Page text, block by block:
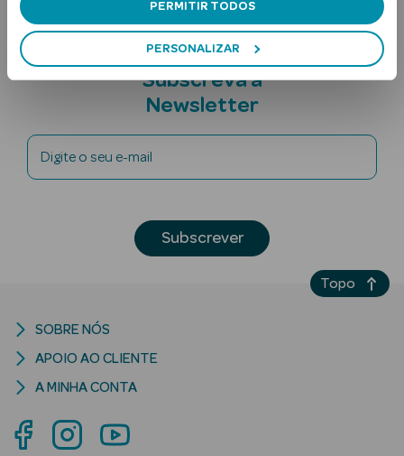
PERMITIR TODOS
PERSONALIZAR
Ver Tudo
Solares Bebé e
Criança
Subscreva a
Newsletter
Digite o seu e-mail
Subscrever
SOBRE NÓS
APOIO AO CLIENTE
A MINHA CONTA
Topo